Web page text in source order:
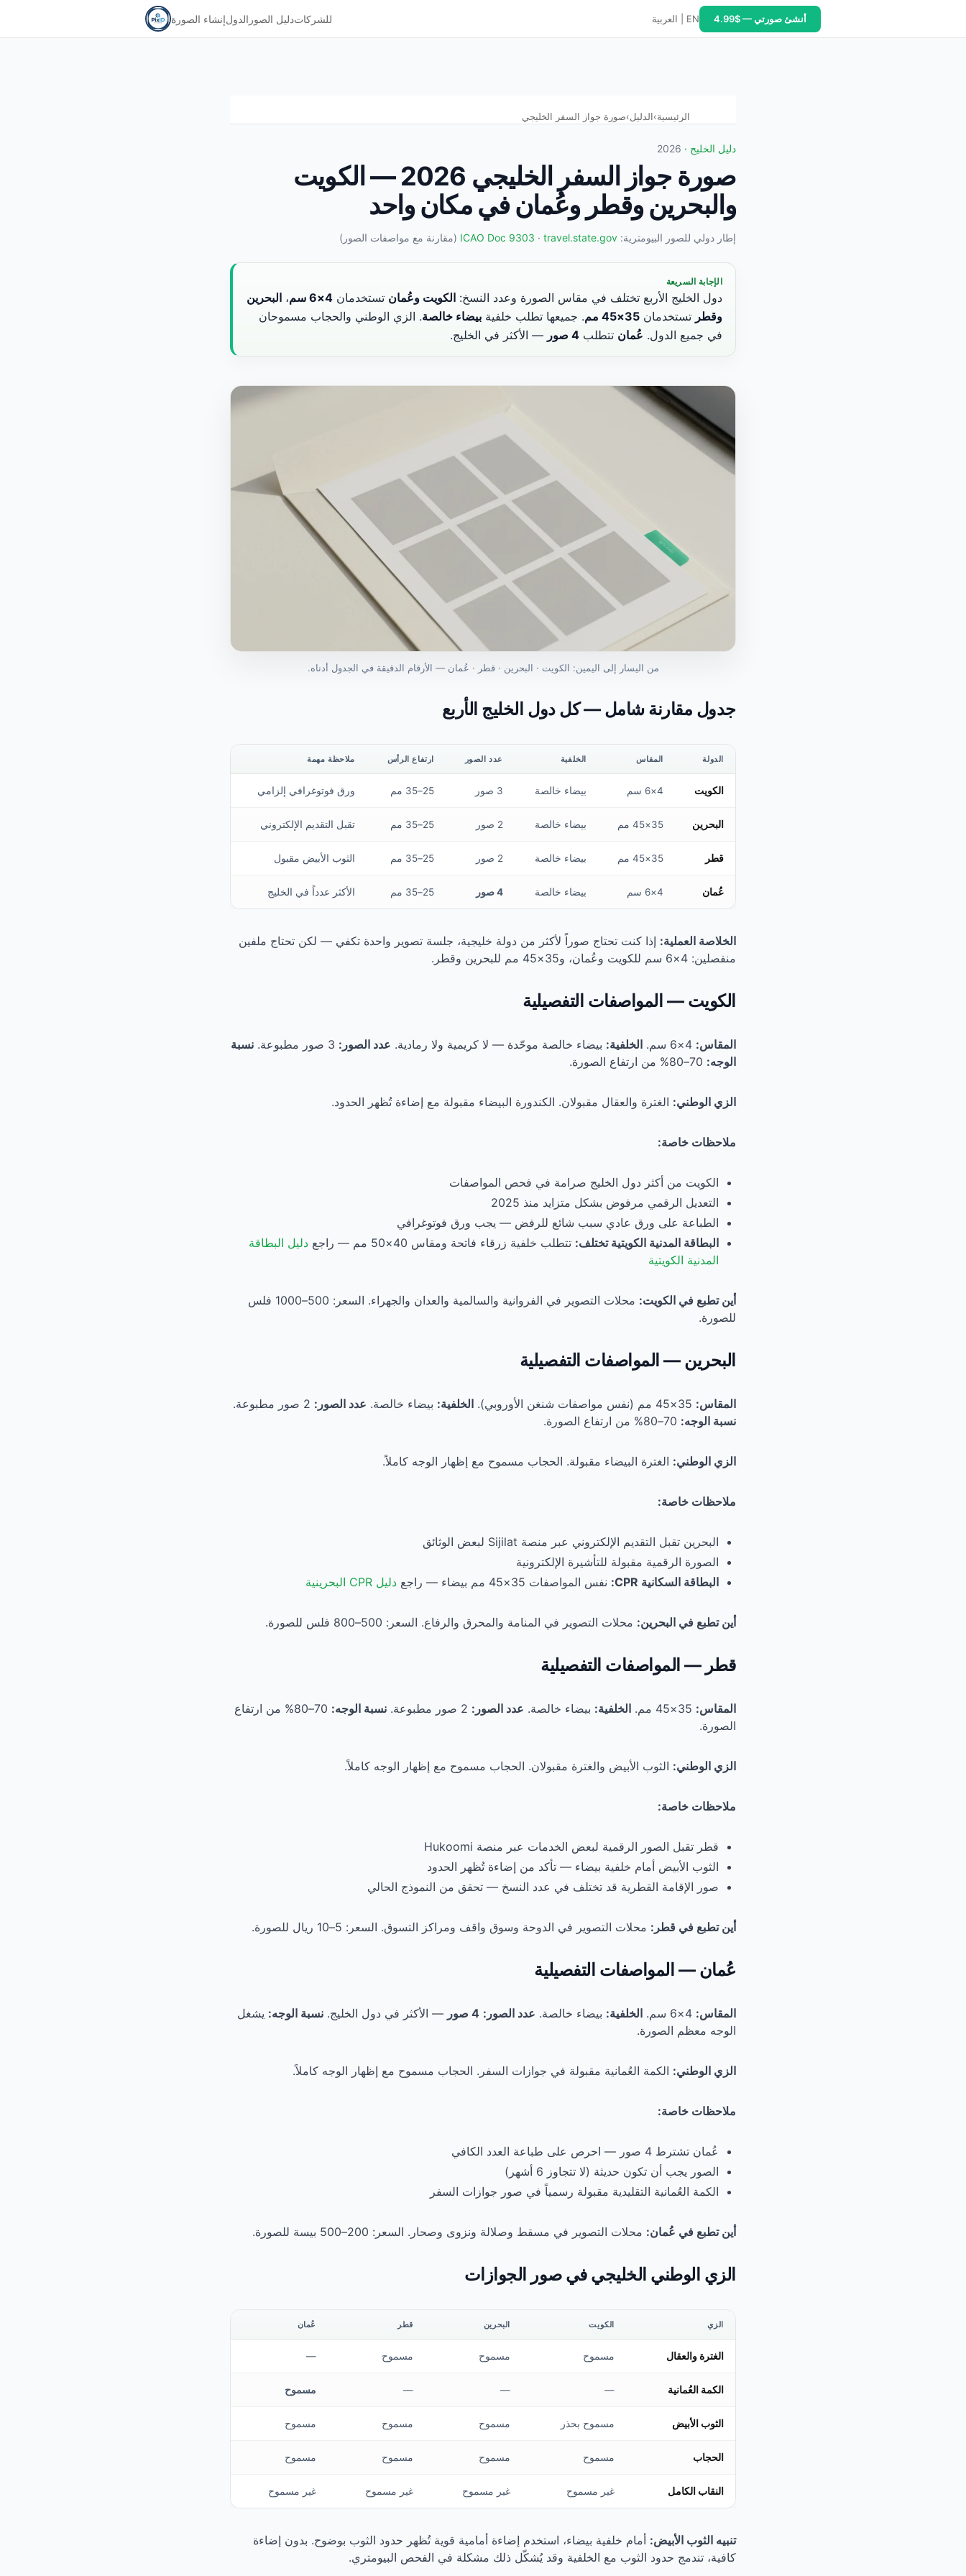
إنشاء الصورةالدول دليل الصورللشركات EN العربية أنشئ صورتي — $4.99
الرئيسية›الدليل›صورة جواز السفر الخليجي
دليل الخليج · 2026
صورة جواز السفر الخليجي 2026 — الكويت
والبحرين وقطر وعُمان في مكان واحد
إطار دولي للصور البيومترية: ICAO Doc 9303 · travel.state.gov (مقارنة مع مواصفات الصور)
الإجابة السريعة
دول الخليج الأربع تختلف في مقاس الصورة وعدد النسخ: الكويت وعُمان تستخدمان 4×6 سم ، البحرين
وقطر تستخدمان 35×45 مم . جميعها تطلب خلفية بيضاء خالصة. الزي الوطني والحجاب مسموحان
في جميع الدول. عُمان تتطلب 4 صور — الأكثر في الخليج.
من اليسار إلى اليمين: الكويت · البحرين · قطر · عُمان — الأرقام الدقيقة في الجدول أدناه.
جدول مقارنة شامل — كل دول الخليج الأربع
الدولة المقاس الخلفية عدد الصور ارتفاع الرأس ملاحظة مهمة
الكويت 4×6 سم بيضاء خالصة 3 صور 25–35 مم ورق فوتوغرافي إلزامي
البحرين 35×45 مم بيضاء خالصة 2 صور 25–35 مم تقبل التقديم الإلكتروني
قطر 35×45 مم بيضاء خالصة 2 صور 25–35 مم الثوب الأبيض مقبول
عُمان 4×6 سم بيضاء خالصة 4 صور 25–35 مم الأكثر عدداً في الخليج
الخلاصة العملية: إذا كنت تحتاج صوراً لأكثر من دولة خليجية، جلسة تصوير واحدة تكفي — لكن تحتاج ملفين
منفصلين: 4×6 سم للكويت وعُمان، و35×45 مم للبحرين وقطر.
الكويت — المواصفات التفصيلية
المقاس: الخلفية: بيضاء خالصة موحّدة — لا كريمية ولا رمادية. عدد الصور:
نسبة
الوجه:
الزي الوطني: الغترة والعقال مقبولان. الكندورة البيضاء مقبولة مع إضاءة تُظهر الحدود.
ملاحظات خاصة:
الكويت من أكثر دول الخليج صرامة في فحص المواصفات
التعديل الرقمي مرفوض بشكل متزايد منذ 2025
الطباعة على ورق عادي سبب شائع للرفض — يجب ورق فوتوغرافي
البطاقة المدنية الكويتية تختلف: تتطلب خلفية زرقاء فاتحة ومقاس 40×50 مم — راجع
دليل البطاقة
المدنية الكويتية
أين تطبع في الكويت:
محلات التصوير في الفروانية والسالمية والعدان والجهراء. السعر: 500–1000 فلس
للصورة.
البحرين — المواصفات التفصيلية
المقاس: الخلفية: بيضاء خالصة. عدد الصور:
نسبة الوجه:
الزي الوطني: الغترة البيضاء مقبولة. الحجاب مسموح مع إظهار الوجه كاملاً.
ملاحظات خاصة:
البحرين تقبل التقديم الإلكتروني عبر منصة Sijilat لبعض الوثائق
الصورة الرقمية مقبولة للتأشيرة الإلكترونية
البطاقة السكانية CPR:
نفس المواصفات 35×45 مم بيضاء — راجع دليل CPR البحرينية
أين تطبع في البحرين: محلات التصوير في المنامة والمحرق والرفاع. السعر: 500–800 فلس للصورة.
قطر — المواصفات التفصيلية
المقاس: الخلفية: بيضاء خالصة. عدد الصور: نسبة الوجه:
70–80% من ارتفاع
الصورة.
الزي الوطني: الثوب الأبيض والغترة مقبولان. الحجاب مسموح مع إظهار الوجه كاملاً.
ملاحظات خاصة:
قطر تقبل الصور الرقمية لبعض الخدمات عبر منصة Hukoomi
الثوب الأبيض أمام خلفية بيضاء — تأكد من إضاءة تُظهر الحدود
صور الإقامة القطرية قد تختلف في عدد النسخ — تحقق من النموذج الحالي
أين تطبع في قطر: محلات التصوير في الدوحة وسوق واقف ومراكز التسوق. السعر: 5–10 ريال للصورة.
عُمان — المواصفات التفصيلية
المقاس: الخلفية: بيضاء خالصة. عدد الصور: 4 صور — الأكثر في دول الخليج. نسبة الوجه: يشغل
الوجه معظم الصورة.
الزي الوطني: الكمة العُمانية مقبولة في جوازات السفر. الحجاب مسموح مع إظهار الوجه كاملاً.
ملاحظات خاصة:
عُمان تشترط 4 صور — احرص على طباعة العدد الكافي
الصور يجب أن تكون حديثة (لا تتجاوز 6 أشهر)
الكمة العُمانية التقليدية مقبولة رسمياً في صور جوازات السفر
أين تطبع في عُمان: محلات التصوير في مسقط وصلالة ونزوى وصحار. السعر: 200–500 بيسة للصورة.
الزي الوطني الخليجي في صور الجوازات
الزي الكويت البحرين قطر عُمان
الغترة والعقال مسموح مسموح مسموح —
الكمة العُمانية —
—
— مسموح
الثوب الأبيض مسموح بحذر مسموح مسموح مسموح
الحجاب مسموح مسموح مسموح مسموح
النقاب الكامل غير مسموح غير مسموح غير مسموح غير مسموح
تنبيه الثوب الأبيض: أمام خلفية بيضاء، استخدم إضاءة أمامية قوية تُظهر حدود الثوب بوضوح. بدون إضاءة
كافية، تندمج حدود الثوب مع الخلفية وقد يُشكّل ذلك مشكلة في الفحص البيومتري.